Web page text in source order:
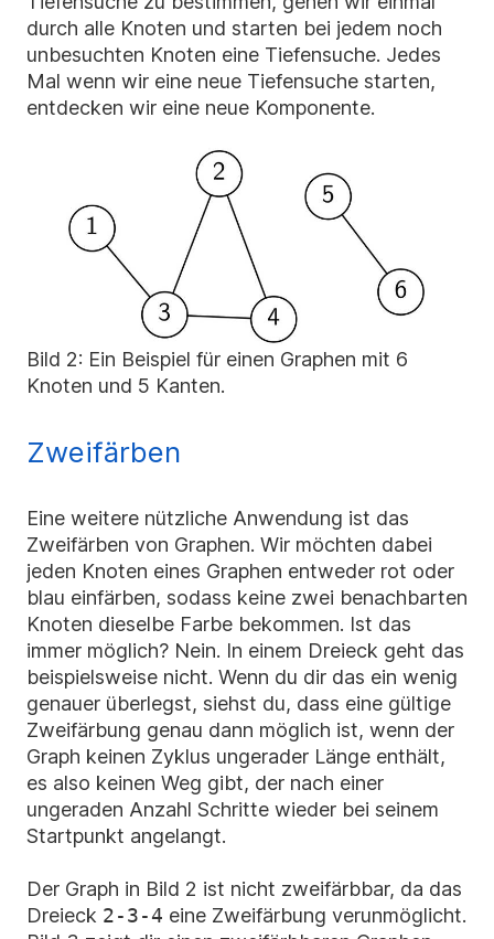
durch alle Knoten und starten bei jedem noch
unbesuchten Knoten eine Tiefensuche. Jedes
Mal wenn wir eine neue Tiefensuche starten,
entdecken wir eine neue Komponente.
Bild 2: Ein Beispiel für einen Graphen mit 6
Knoten und 5 Kanten.
Zweifärben
Eine weitere nützliche Anwendung ist das
Zweifärben von Graphen. Wir möchten dabei
jeden Knoten eines Graphen entweder rot oder
blau einfärben, sodass keine zwei benachbarten
Knoten dieselbe Farbe bekommen. Ist das
immer möglich? Nein. In einem Dreieck geht das
beispielsweise nicht. Wenn du dir das ein wenig
genauer überlegst, siehst du, dass eine gültige
Zweifärbung genau dann möglich ist, wenn der
Graph keinen Zyklus ungerader Länge enthält,
es also keinen Weg gibt, der nach einer
ungeraden Anzahl Schritte wieder bei seinem
Startpunkt angelangt.
Der Graph in Bild 2 ist nicht zweifärbbar, da das
Dreieck 2-3-4 eine Zweifärbung verunmöglicht.